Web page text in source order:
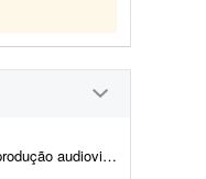
para estruturar e ger...